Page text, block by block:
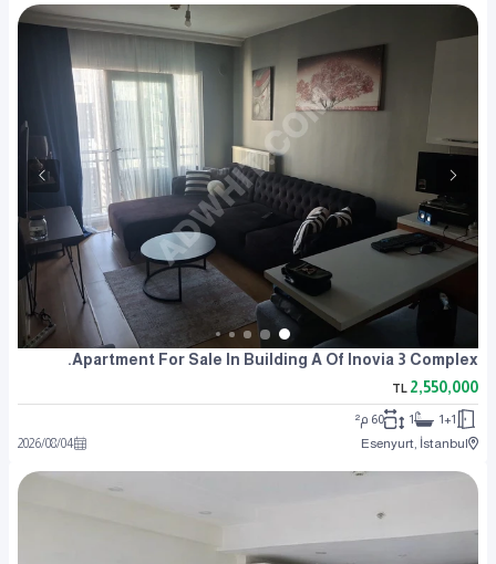
Apartment For Sale In Building A Of Inovia 3 Complex.
2,550,000
TL
1+1
1
60 م²
Esenyurt, İstanbul
2026/08/04